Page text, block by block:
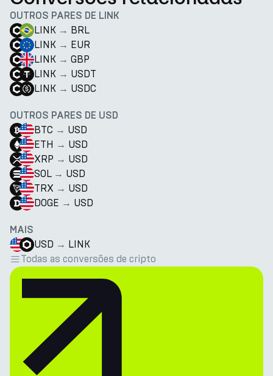
OUTROS PARES DE LINK
LINK → BRL
LINK → EUR
LINK → GBP
LINK → USDT
LINK → USDC
OUTROS PARES DE USD
BTC → USD
ETH → USD
XRP → USD
SOL → USD
TRX → USD
DOGE → USD
MAIS
USD → LINK
Todas as conversões de cripto